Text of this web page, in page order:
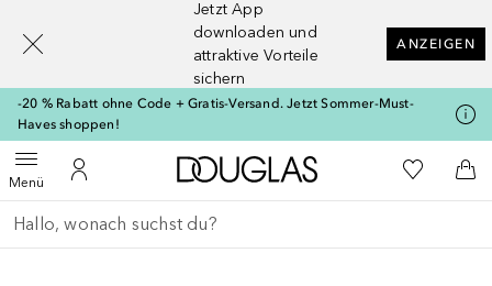
Jetzt App
downloaden und
attraktive Vorteile
sichern
ANZEIGEN
-20 % Rabatt ohne Code + Gratis-Versand. Jetzt Sommer-Must-
Haves shoppen!
MenüMenü öffnenZu Meinem Kundenkonto
Zur Douglas Startseite
Zu Meiner
Gehe zurück
Suche ausführen
[navigation.slideout.screenreader]